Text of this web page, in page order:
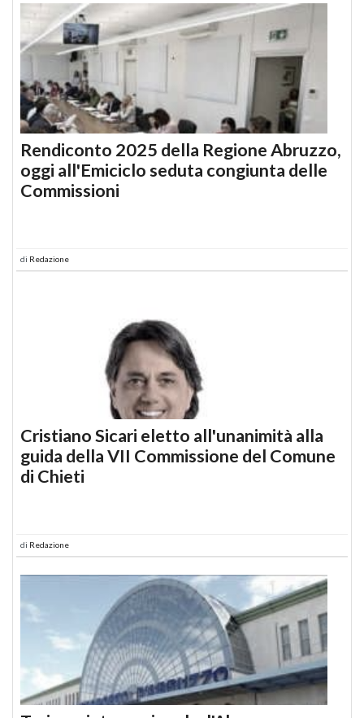
Rendiconto 2025 della Regione Abruzzo,
oggi all'Emiciclo seduta congiunta delle
Commissioni
di Redazione
Cristiano Sicari eletto all'unanimità alla
guida della VII Commissione del Comune
di Chieti
di Redazione